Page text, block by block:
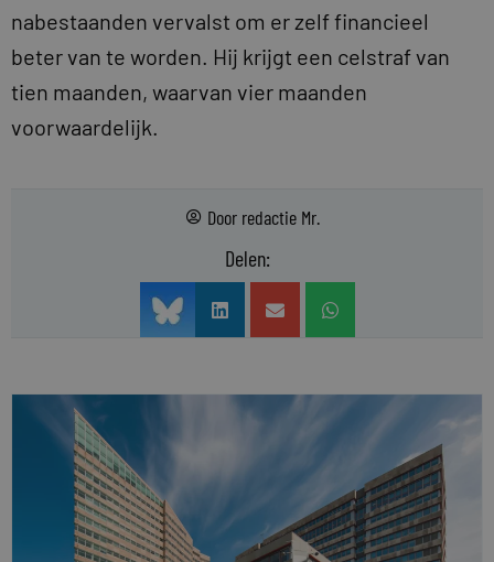
nabestaanden vervalst om er zelf financieel
beter van te worden. Hij krijgt een celstraf van
tien maanden, waarvan vier maanden
voorwaardelijk.
Door redactie Mr.
Delen: